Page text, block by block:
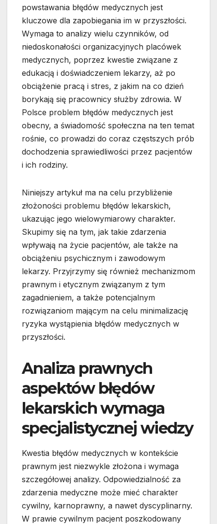
powstawania błędów medycznych jest
kluczowe dla zapobiegania im w przyszłości.
Wymaga to analizy wielu czynników, od
niedoskonałości organizacyjnych placówek
medycznych, poprzez kwestie związane z
edukacją i doświadczeniem lekarzy, aż po
obciążenie pracą i stres, z jakim na co dzień
borykają się pracownicy służby zdrowia. W
Polsce problem błędów medycznych jest
obecny, a świadomość społeczna na ten temat
rośnie, co prowadzi do coraz częstszych prób
dochodzenia sprawiedliwości przez pacjentów
i ich rodziny.
Niniejszy artykuł ma na celu przybliżenie
złożoności problemu błędów lekarskich,
ukazując jego wielowymiarowy charakter.
Skupimy się na tym, jak takie zdarzenia
wpływają na życie pacjentów, ale także na
obciążeniu psychicznym i zawodowym
lekarzy. Przyjrzymy się również mechanizmom
prawnym i etycznym związanym z tym
zagadnieniem, a także potencjalnym
rozwiązaniom mającym na celu minimalizację
ryzyka wystąpienia błędów medycznych w
przyszłości.
Analiza prawnych
aspektów błędów
lekarskich wymaga
specjalistycznej wiedzy
Kwestia błędów medycznych w kontekście
prawnym jest niezwykle złożona i wymaga
szczegółowej analizy. Odpowiedzialność za
zdarzenia medyczne może mieć charakter
cywilny, karnoprawny, a nawet dyscyplinarny.
W prawie cywilnym pacjent poszkodowany